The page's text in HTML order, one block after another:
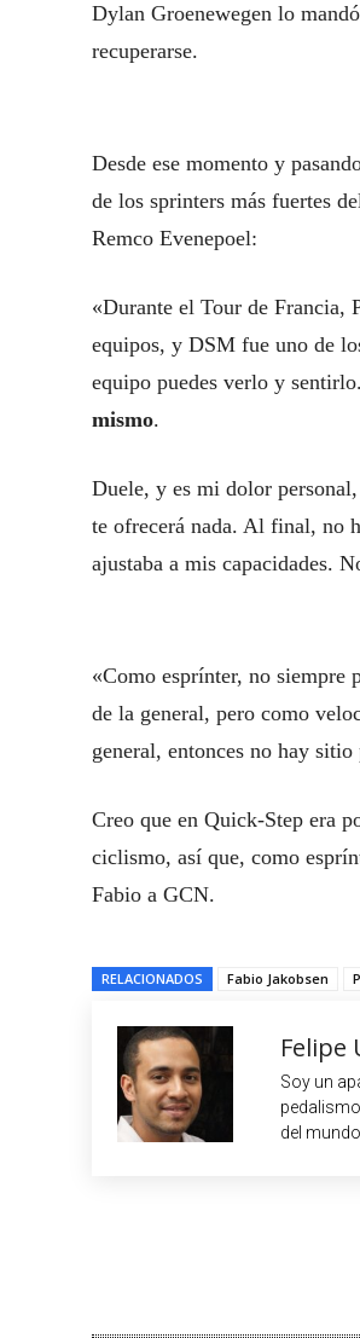
Dylan Groenewegen lo
recuperarse.
Desde ese momento y
de los sprinters más fuertes
Remco Evenepoel:
«Durante el Tour de Francia,
equipos, y DSM fue uno de
equipo puedes verlo y sentirlo.
mismo.
Duele, y es mi dolor
te ofrecerá nada. Al final, no
ajustaba a mis capacidades.
«Como esprínter, no siempre
de la general, pero como
general, entonces no hay
Creo que en Quick-Step era
ciclismo, así que, como
Fabio a GCN.
RELACIONADOS Fabio Jakobsen
Felipe
Soy un
del